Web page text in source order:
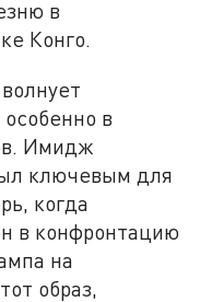
в
Конго.
в
Имидж
ключевым для
когда
в конфронтацию
на
образ,